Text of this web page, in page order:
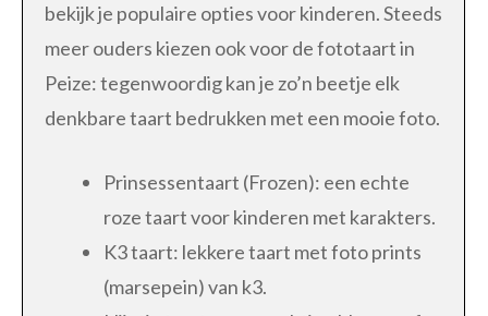
bekijk je populaire opties voor kinderen. Steeds
meer ouders kiezen ook voor de fototaart in
Peize: tegenwoordig kan je zo’n beetje elk
denkbare taart bedrukken met een mooie foto.
Prinsessentaart (Frozen): een echte
roze taart voor kinderen met karakters.
K3 taart: lekkere taart met foto prints
(marsepein) van k3.